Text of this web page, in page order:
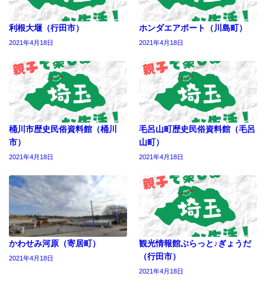
利根大堰（行田市）
2021年4月18日
ホンダエアポート（川島町）
2021年4月18日
桶川市歴史民俗資料館（桶川
市）
2021年4月18日
毛呂山町歴史民俗資料館（毛呂
山町）
2021年4月18日
かわせみ河原（寄居町）
2021年4月18日
観光情報館ぶらっと♪ぎょうだ
（行田市）
2021年4月18日